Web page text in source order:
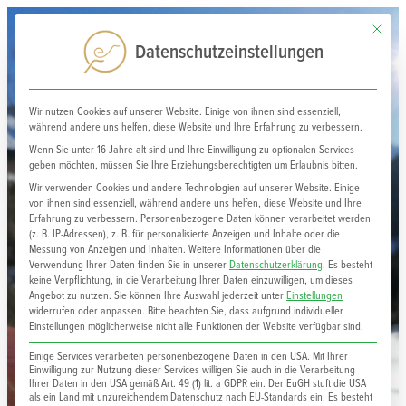
echobell Workshop in
Churwalden im März
Mit
Datenschutzeinstellungen
Wir nutzen Cookies auf unserer Website. Einige von ihnen sind essenziell,
während andere uns helfen, diese Website und Ihre Erfahrung zu verbessern.
Wenn Sie unter 16 Jahre alt sind und Ihre Einwilligung zu optionalen Services
geben möchten, müssen Sie Ihre Erziehungsberechtigten um Erlaubnis bitten.
Wir verwenden Cookies und andere Technologien auf unserer Website. Einige
von ihnen sind essenziell, während andere uns helfen, diese Website und Ihre
Erfahrung zu verbessern. Personenbezogene Daten können verarbeitet werden
(z. B. IP-Adressen), z. B. für personalisierte Anzeigen und Inhalte oder die
Messung von Anzeigen und Inhalten. Weitere Informationen über die
Verwendung Ihrer Daten finden Sie in unserer Datenschutzerklärung. Es besteht
keine Verpflichtung, in die Verarbeitung Ihrer Daten einzuwilligen, um dieses
Angebot zu nutzen. Sie können Ihre Auswahl jederzeit unter Einstellungen
widerrufen oder anpassen. Bitte beachten Sie, dass aufgrund individueller
Einstellungen möglicherweise nicht alle Funktionen der Website verfügbar sind.
Einige Services verarbeiten personenbezogene Daten in den USA. Mit Ihrer
Einwilligung zur Nutzung dieser Services willigen Sie auch in die Verarbeitung
Ihrer Daten in den USA gemäß Art. 49 (1) lit. a GDPR ein. Der EuGH stuft die USA
als ein Land mit unzureichendem Datenschutz nach EU-Standards ein. Es besteht